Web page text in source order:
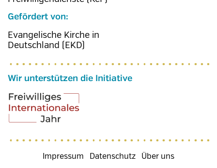
Gefördert von:
Evangelische Kirche in
Deutschland (EKD)
Wir unterstützen die Initiative
Fußzeilenmenü
Impressum Datenschutz Über uns